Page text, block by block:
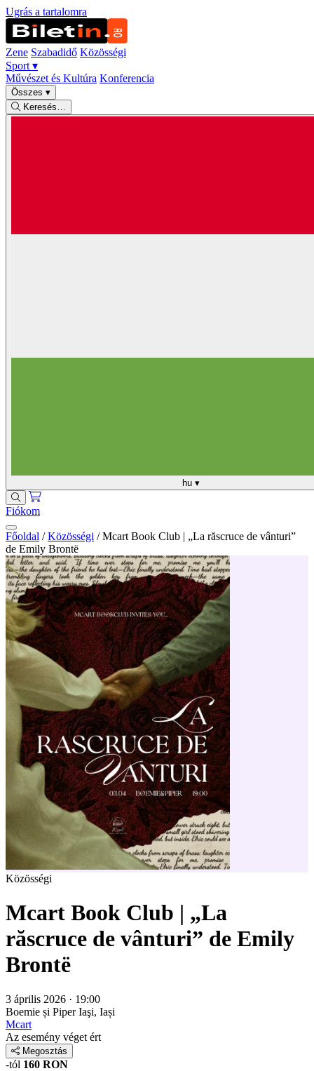
Ugrás a tartalomra
Zene Szabadidő Közösségi
Sport ▾
Művészet és Kultúra Konferencia
Összes ▾
Keresés…
hu ▾
Fiókom
Főoldal / Közösségi / Mcart Book Club | „La răscruce de vânturi”
de Emily Brontë
Közösségi
Mcart Book Club | „La
răscruce de vânturi” de Emily
Brontë
3 április 2026 · 19:00
Boemie și Piper Iaşi, Iași
Mcart
Az esemény véget ért
Megosztás
-tól 160 RON